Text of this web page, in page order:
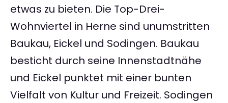
etwas zu bieten. Die Top-Drei-
Wohnviertel in Herne sind unumstritten
Baukau, Eickel und Sodingen. Baukau
besticht durch seine Innenstadtnähe
und Eickel punktet mit einer bunten
Vielfalt von Kultur und Freizeit. Sodingen